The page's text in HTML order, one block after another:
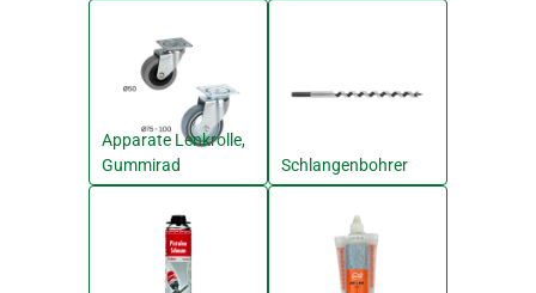
Apparate Lenkrolle,
Gummirad
Schlangenbohrer